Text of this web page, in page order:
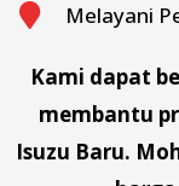
Melayani
Kami dapat
membantu
Isuzu Baru.